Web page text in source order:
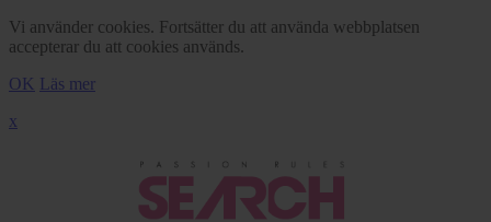
Vi använder cookies. Fortsätter du att använda webbplatsen
accepterar du att cookies används.
OK Läs mer
x